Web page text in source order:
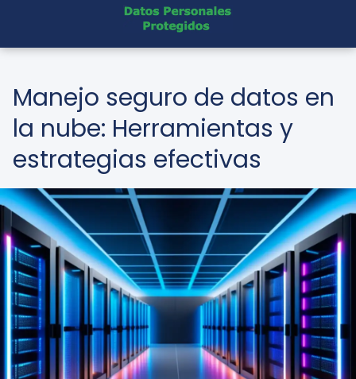
Manejo seguro de datos en
la nube: Herramientas y
estrategias efectivas